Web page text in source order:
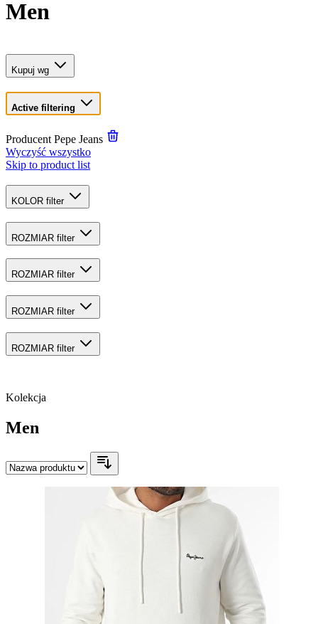
Men
Kupuj wg
Active filtering
Producent Pepe Jeans
Wyczyść wszystko
Skip to product list
KOLOR filter
ROZMIAR filter
ROZMIAR filter
ROZMIAR filter
ROZMIAR filter
Kolekcja
Men